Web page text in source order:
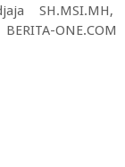
SH.MSI.MH,
ONE.COM